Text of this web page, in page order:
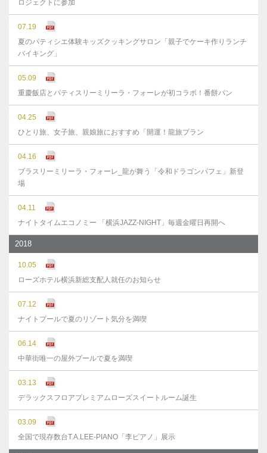
ロジェクトに参加
07.19
夏のパティシエ体験キッズクッキングサロン「親子でケーキ作りランチ
バイキング」
05.09
重慶飯店とパティスリーミリーラ・フォーレが初コラボ！番餅パン
04.25
ひとり旅、女子旅、親娘旅におすすめ「開運！龍旅プラン
04.16
ブラスリーミリーラ・フォーレ_龍が舞う「令和ドラゴンパフェ」新登
場
04.11
ナイトタイムエコノミー 「横浜JAZZ-NIGHT」毎週金曜日再開へ
2018
10.05
ローズホテル横浜新総支配人就任のお知らせ
07.12
ナイトプールで夏のリゾート気分を満喫
06.14
中華街唯一の屋外プールで夏を満喫
03.13
デラックスフロアプレミアムローズスイートルーム誕生
03.09
全国で現存数台T.A.LEE-PIANO「李ピアノ」展示